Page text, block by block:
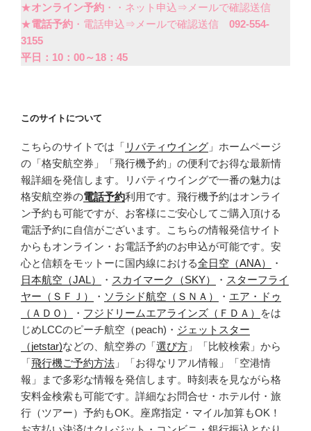
★オンライン予約 ・・ネット申込⇒メールで確認送信
★電話予約 ・電話申込⇒メールで確認送信 092-554-
3155
平日：10：00～18：45
このサイトについて
こちらのサイトでは「 リバティウイング 」ホームページ
の「格安航空券」「飛行機予約」の便利でお得な最新情
報詳細を発信します。リバティウイングで一番の魅力は
格安航空券の電話予約利用です。飛行機予約はオンライ
ン予約も可能ですが、お客様にご安心してご購入頂ける
電話予約に自信がございます。こちらの情報発信サイト
からもオンライン・お電話予約のお申込が可能です。安
心と信頼をモットーに国内線における全日空（ANA）
・
日本航空（JAL）
・ スカイマーク（SKY） ・ スターフライ
ヤー（ＳＦＪ）
・ ソラシド航空（ＳＮＡ） ・ エア・ドゥ
（ＡＤＯ）
・ フジドリームエアラインズ（ＦＤＡ）
をは
じめLCCのピーチ航空（peach)・ ジェットスター
（jetstar)などの、航空券の「選び方 」「比較検索」から
「飛行機ご予約方法 」「お得なリアル情報」「空港情
報」まで多彩な情報を発信します。時刻表を見ながら格
安料金検索も可能です。詳細なお問合せ・ホテル付・旅
行（ツアー）予約もOK。座席指定・マイル加算もOK！